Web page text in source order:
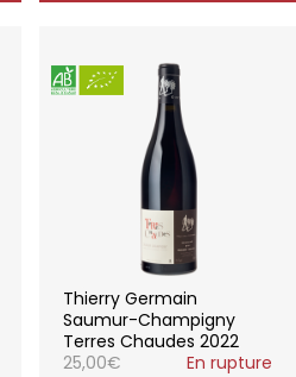
Thierry Germain
Saumur-Champigny
Terres Chaudes 2022
25,00€ En rupture